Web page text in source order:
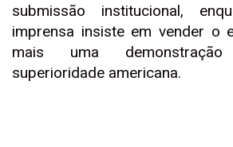
submissão institucional,
imprensa insiste em vender o
mais uma
superioridade americana.